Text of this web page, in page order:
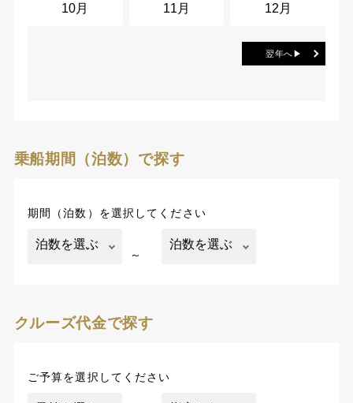
10月 11月 12月
翌年へ▶
乗船期間（泊数）で探す
期間（泊数）を選択してください
～
クルーズ代金で探す
ご予算を選択してください